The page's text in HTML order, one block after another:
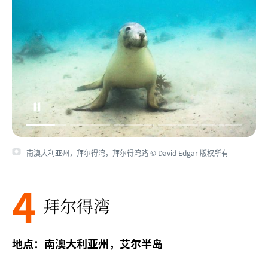
南澳大利亚州，拜尔得湾，拜尔得湾路 © David Edgar 版权所有
4 拜尔得湾
地点：南澳大利亚州，艾尔半岛